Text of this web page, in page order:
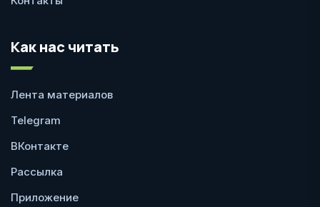
Как нас читать
Лента материалов
Telegram
ВКонтакте
Рассылка
Приложение